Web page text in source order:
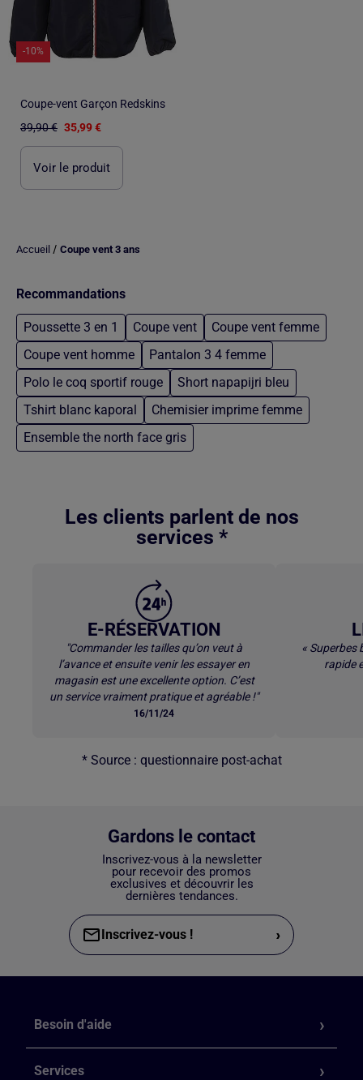
-10%
Coupe-vent Garçon Redskins
39,90 € 35,99 €
Voir le produit
Accueil / Coupe vent 3 ans
Recommandations
Poussette 3 en 1 Coupe vent
Coupe vent femme
Coupe vent homme
Pantalon 3 4 femme
Polo le coq sportif rouge
Short napapijri bleu
Tshirt blanc kaporal
Chemisier imprime femme
Ensemble the north face gris
Les clients parlent de nos
services *
E-RÉSERVATION
"Commander les tailles qu’on veut à
l’avance et ensuite venir les essayer en
magasin est une excellente option. C’est
un service vraiment pratique et agréable !"
16/11/24
« Superbes
rapide
* Source : questionnaire post-achat
Gardons le contact
Inscrivez-vous à la newsletter
pour recevoir des promos
exclusives et découvrir les
dernières tendances.
Inscrivez-vous ! ›
Besoin d'aide
Services